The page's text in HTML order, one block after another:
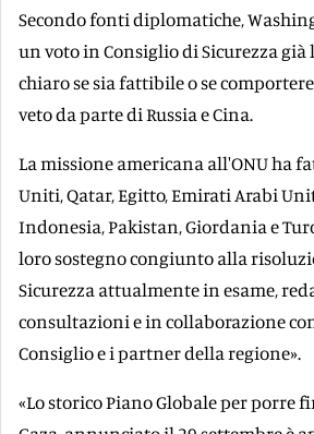
Secondo fonti diplomatiche,
un voto in Consiglio di Sicurezza già
chiaro se sia fattibile o se
veto da parte di Russia e Cina.
La missione americana all'ONU ha
Uniti, Qatar, Egitto, Emirati Arabi
Indonesia, Pakistan, Giordania e
loro sostegno congiunto alla
Sicurezza attualmente in esame,
consultazioni e in collaborazione
Consiglio e i partner della regione».
«Lo storico Piano Globale per porre